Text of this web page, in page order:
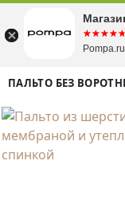
ПАЛЬТО БЕЗ
☆☆☆☆☆
★★★★★
Pompa.ru